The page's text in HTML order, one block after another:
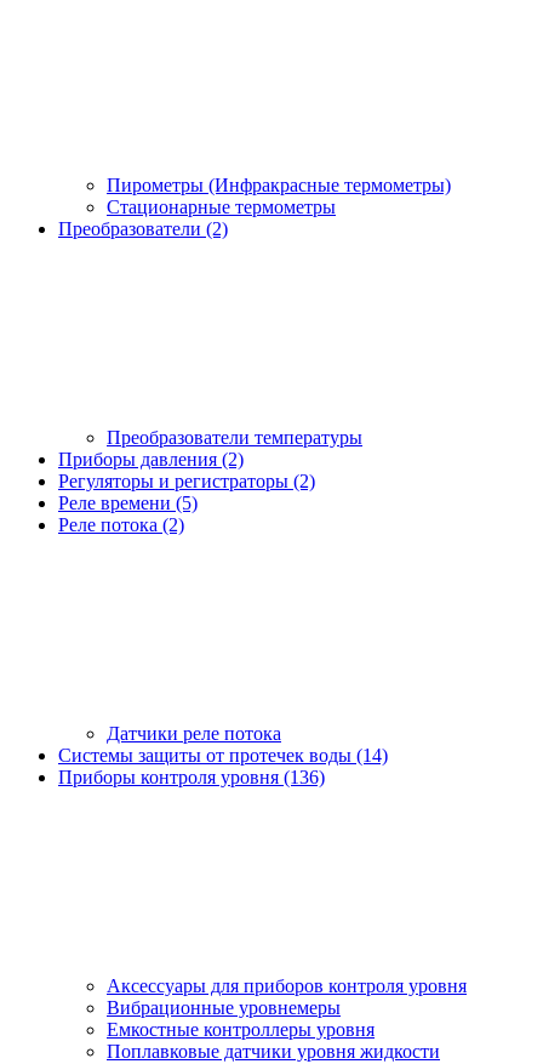
Пирометры (Инфракрасные термометры)
Стационарные термометры
Преобразователи (2)
Преобразователи температуры
Приборы давления (2)
Регуляторы и регистраторы (2)
Реле времени (5)
Реле потока (2)
Датчики реле потока
Системы защиты от протечек воды (14)
Приборы контроля уровня (136)
Аксессуары для приборов контроля уровня
Вибрационные уровнемеры
Емкостные контроллеры уровня
Поплавковые датчики уровня жидкости